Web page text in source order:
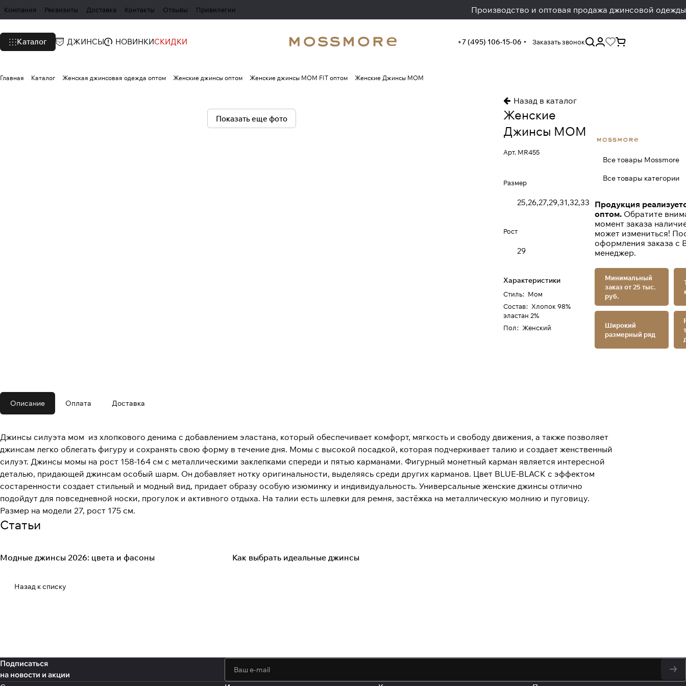
Компания Реквизиты Доставка Контакты Отзывы Привилегии Производство и оптовая продажа джинсовой одежды
Каталог ДЖИНСЫ НОВИНКИСКИДКИ +7 (495) 106-15-06 Заказать звонок
Главная Каталог Женская джинсовая одежда оптом Женские джинсы оптом Женские джинсы MOM FIT оптом Женские Джинсы МОМ
Показать еще фото
Назад в каталог
Женские
Джинсы МОМ
Арт. MR455
Размер
25,26,27,29,31,32,33
Рост
29
Характеристики
Стиль: Мом
Состав: Хлопок 98%
эластан 2%
Пол: Женский
Все товары Mossmore
Все товары категории
Продукция
оптом. Обратите
момент заказа
может измениться!
оформления заказа с
менеджер.
Минимальный
заказ от 25 тыс.
руб.
Широкий
размерный ряд
Описание Оплата Доставка
Джинсы силуэта мом из хлопкового денима с добавлением эластана, который обеспечивает комфорт, мягкость и свободу движения, а также позволяет
джинсам легко облегать фигуру и сохранять свою форму в течение дня. Момы с высокой посадкой, которая подчеркивает талию и создает женственный
силуэт. Джинсы момы на рост 158-164 см с металлическими заклепками спереди и пятью карманами. Фигурный монетный карман является интересной
деталью, придающей джинсам особый шарм. Он добавляет нотку оригинальности, выделяясь среди других карманов. Цвет BLUE-BLACK с эффектом
состаренности создает стильный и модный вид, придает образу особую изюминку и индивидуальность. Универсальные женские джинсы отлично
подойдут для повседневной носки, прогулок и активного отдыха. На талии есть шлевки для ремня, застёжка на металлическую молнию и пуговицу.
Размер на модели 27, рост 175 см.
Статьи
Fashion Denim
Модные джинсы 2026: цвета и фасоны Советы покупателям
Как выбрать идеальные джинсы
Назад к списку
Подписаться
на новости и акции